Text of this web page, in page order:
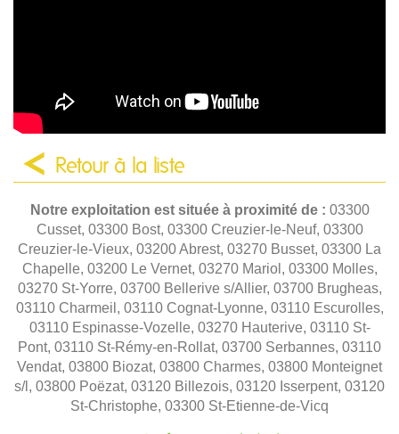
Retour à la liste
Notre exploitation est située à proximité de : 03300
Cusset, 03300 Bost, 03300 Creuzier-le-Neuf, 03300
Creuzier-le-Vieux, 03200 Abrest, 03270 Busset, 03300 La
Chapelle, 03200 Le Vernet, 03270 Mariol, 03300 Molles,
03270 St-Yorre, 03700 Bellerive s/Allier, 03700 Brugheas,
03110 Charmeil, 03110 Cognat-Lyonne, 03110 Escurolles,
03110 Espinasse-Vozelle, 03270 Hauterive, 03110 St-
Pont, 03110 St-Rémy-en-Rollat, 03700 Serbannes, 03110
Vendat, 03800 Biozat, 03800 Charmes, 03800 Monteignet
s/l, 03800 Poëzat, 03120 Billezois, 03120 Isserpent, 03120
St-Christophe, 03300 St-Etienne-de-Vicq